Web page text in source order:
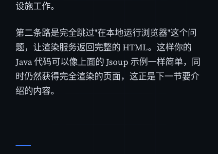
设施工作。
第二条路是完全跳过"在本地运行浏览器"这个问
题，让渲染服务返回完整的 HTML。这样你的
Java 代码可以像上面的 Jsoup 示例一样简单，同
时仍然获得完全渲染的页面，这正是下一节要介
绍的内容。